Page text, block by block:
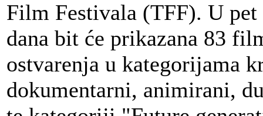
Film Festivala (TFF). U
dana bit će prikazana 83
ostvarenja u kategorijama
dokumentarni, animirani,